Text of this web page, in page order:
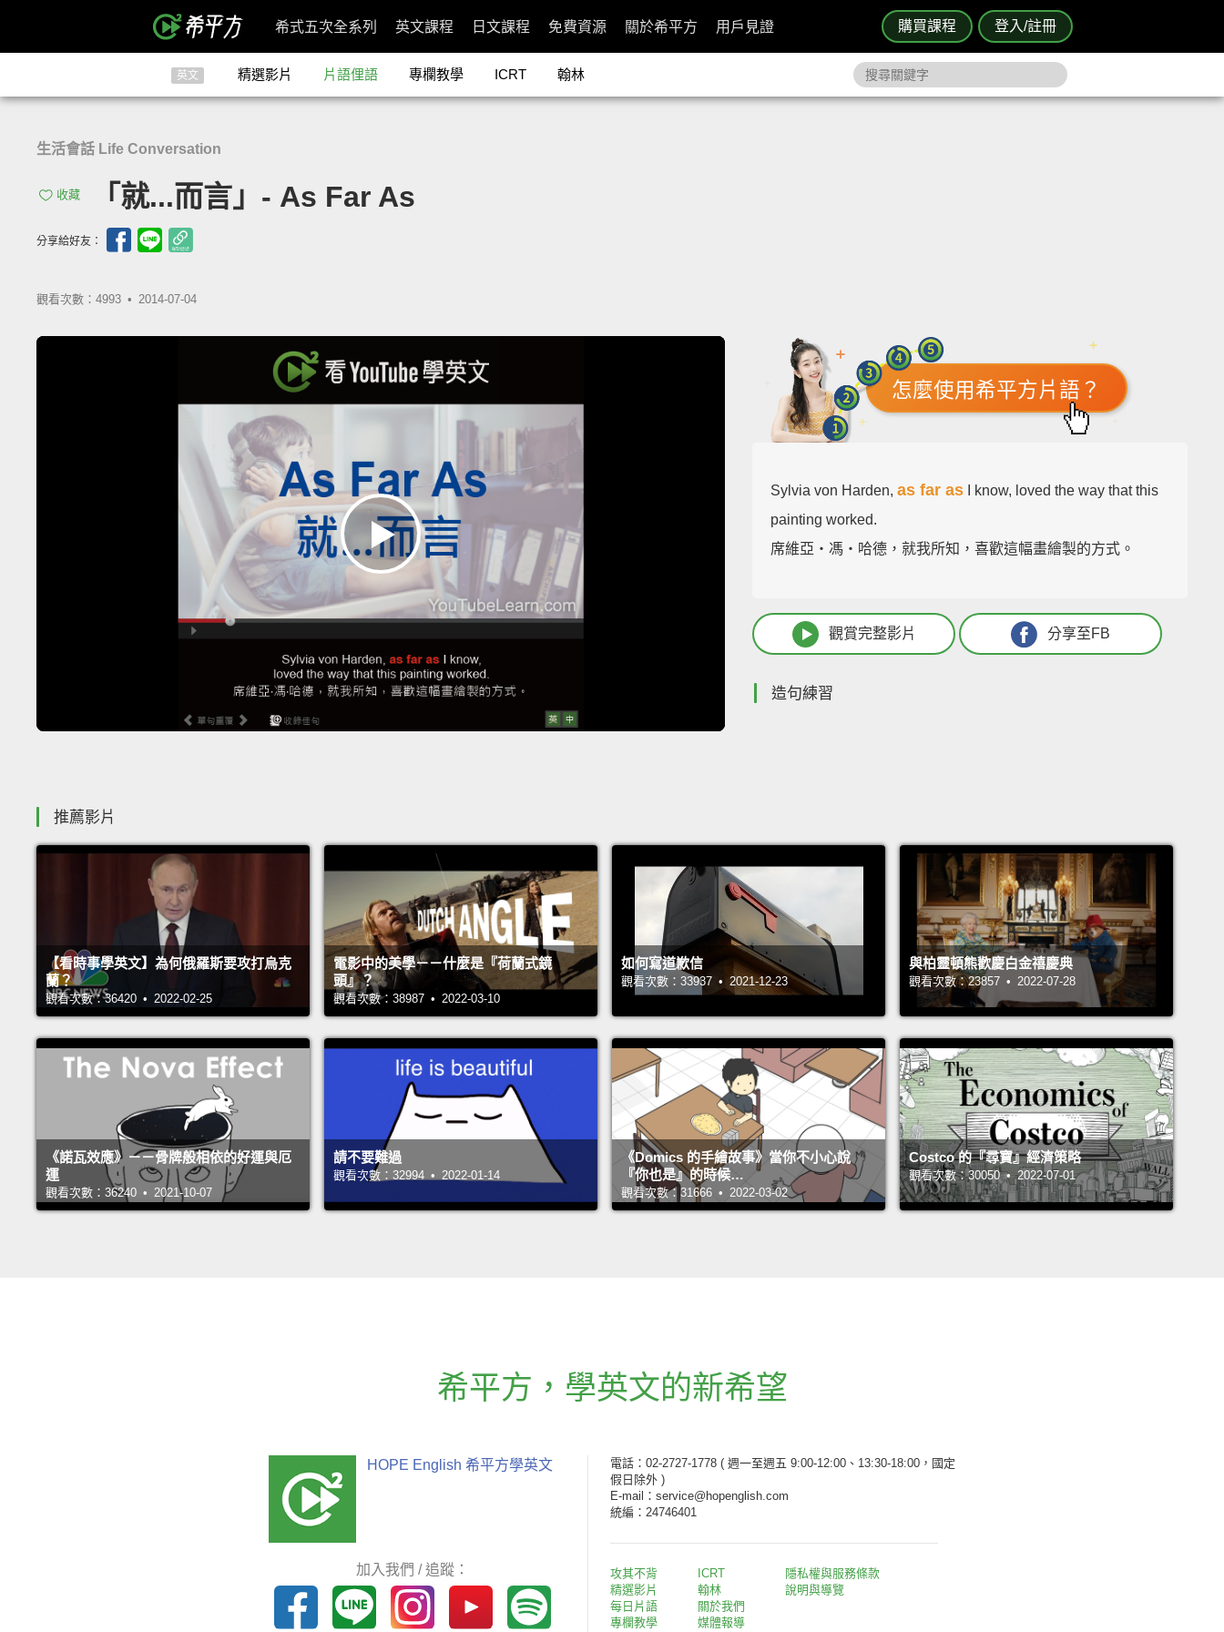
購買課程 登入/註冊
希式五次全系列 英文課程 日文課程 免費資源 關於希平方 用戶見證
英文 精選影片 片語俚語 專欄教學 ICRT 翰林
生活會話 Life Conversation
收藏 「就...而言」- As Far As
分享給好友：
觀看次數：4993 • 2014-07-04
怎麼使用希平方片語？
Sylvia von Harden,as far as I know, loved the way that this
painting worked.
席維亞‧馮‧哈德，就我所知，喜歡這幅畫繪製的方式。
觀賞完整影片 分享至FB
造句練習
推薦影片
【看時事學英文】為何俄羅斯要攻打烏克
蘭？
觀看次數：36420 • 2022-02-25
電影中的美學－－什麼是『荷蘭式鏡
頭』？
觀看次數：38987 • 2022-03-10
如何寫道歉信
觀看次數：33937 • 2021-12-23
與柏靈頓熊歡慶白金禧慶典
觀看次數：23857 • 2022-07-28
《諾瓦效應》－－骨牌般相依的好運與厄
運
觀看次數：36240 • 2021-10-07
請不要難過
觀看次數：32994 • 2022-01-14
《Domics 的手繪故事》當你不小心說
『你也是』的時候…
觀看次數：31666 • 2022-03-02
Costco 的『尋寶』經濟策略
觀看次數：30050 • 2022-07-01
希平方 ， 學英文的新希望
HOPE English 希平方學英文
加入我們 / 追蹤：
電話：02-2727-1778 ( 週一至週五 9:00-12:00、13:30-18:00，國定
假日除外 )
E-mail：service@hopenglish.com
統編：24746401
攻其不背
精選影片
每日片語
專欄教學
ICRT
翰林
關於我們
媒體報導
隱私權與服務條款
說明與導覽